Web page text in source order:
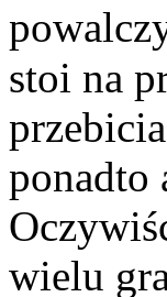
stoi na
ponadto
wielu